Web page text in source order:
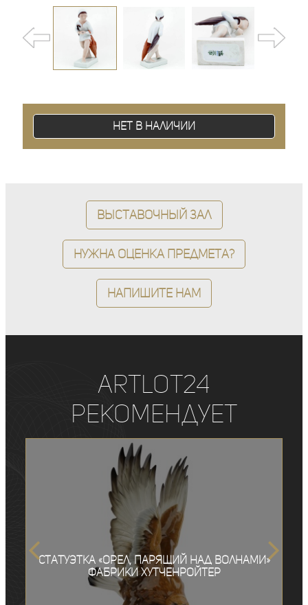
Нет в наличии
Выставочный зал
Нужна оценка предмета?
Напишите нам
ArtLot24
рекомендует
Статуэтка «Орел, парящий над волнами»
фабрики Хутченройтер